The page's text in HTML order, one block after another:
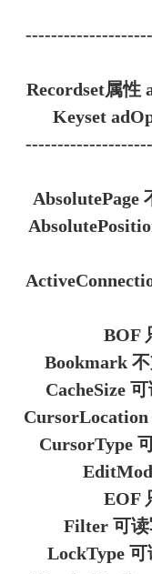
Recordset属性
Keyset
AbsolutePage
BOF
Bookmark
CacheSize
CursorType
EOF
Filter 可读
LockType